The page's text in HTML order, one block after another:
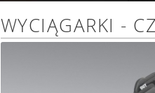
WYCIĄGARKI -